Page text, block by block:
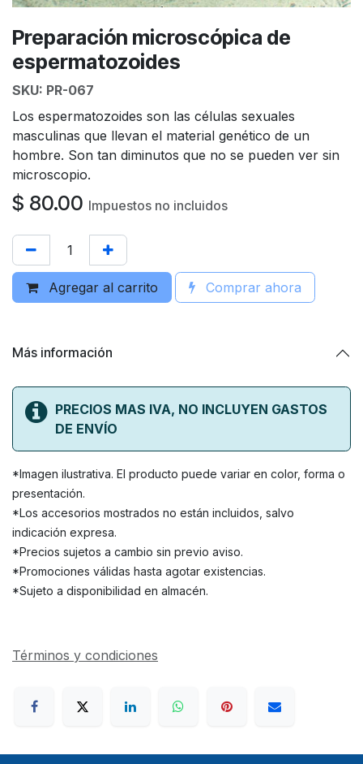
Preparación microscópica de
espermatozoides
SKU: PR-067
Los espermatozoides son las células sexuales
masculinas que llevan el material genético de un
hombre. Son tan diminutos que no se pueden ver sin
microscopio.
$ 80.00 Impuestos no incluidos
Agregar al carrito Comprar ahora
Más información
PRECIOS MAS IVA, NO INCLUYEN GASTOS
DE ENVÍO
*Imagen ilustrativa. El producto puede variar en color, forma o
presentación.
*Los accesorios mostrados no están incluidos, salvo
indicación expresa.
*Precios sujetos a cambio sin previo aviso.
*Promociones válidas hasta agotar existencias.
*Sujeto a disponibilidad en almacén.
Términos y condiciones